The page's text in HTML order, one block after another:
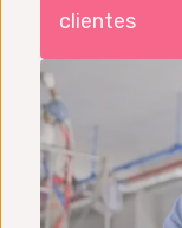
clientes